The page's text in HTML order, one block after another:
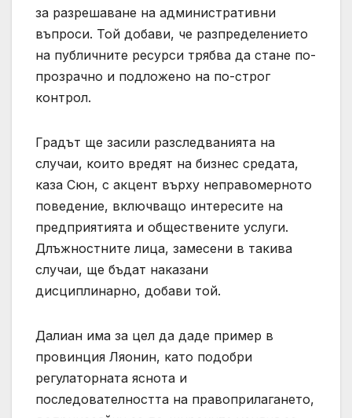
за разрешаване на административни
въпроси. Той добави, че разпределението
на публичните ресурси трябва да стане по-
прозрачно и подложено на по-строг
контрол.
Градът ще засили разследванията на
случаи, които вредят на бизнес средата,
каза Сюн, с акцент върху неправомерното
поведение, включващо интересите на
предприятията и обществените услуги.
Длъжностните лица, замесени в такива
случаи, ще бъдат наказани
дисциплинарно, добави той.
Далиан има за цел да даде пример в
провинция Ляонин, като подобри
регулаторната яснота и
последователността на правоприлагането,